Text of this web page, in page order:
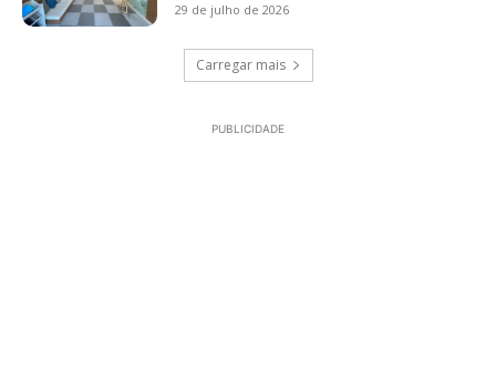
29 de julho de 2026
Carregar mais
PUBLICIDADE